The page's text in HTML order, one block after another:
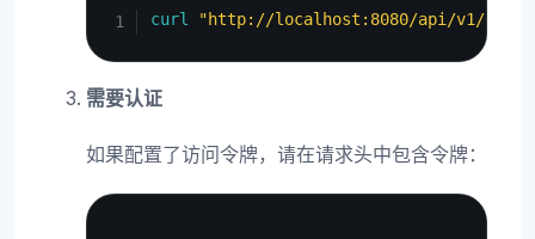
curl "http://localhost:8080/api/v1/
需要认证
如果配置了访问令牌，请在请求头中包含令牌：